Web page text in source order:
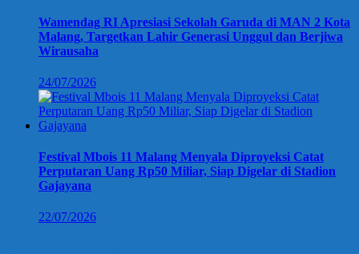
Wamendag RI Apresiasi Sekolah Garuda di MAN 2 Kota
Malang, Targetkan Lahir Generasi Unggul dan Berjiwa
Wirausaha
24/07/2026
Festival Mbois 11 Malang Menyala Diproyeksi Catat
Perputaran Uang Rp50 Miliar, Siap Digelar di Stadion
Gajayana
22/07/2026